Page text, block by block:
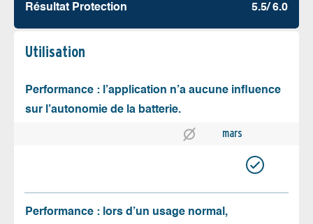
Résultat Protection 5.5/ 6.0
Utilisation
Performance : l’application n’a aucune influence
sur l’autonomie de la batterie.
mars
Performance : lors d’un usage normal,